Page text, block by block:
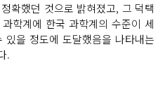
확했던 것으로 밝혀졌고, 그 덕택
학계에 한국 과학계의 수준이 세
을 정도에 도달했음을 나타내는
.